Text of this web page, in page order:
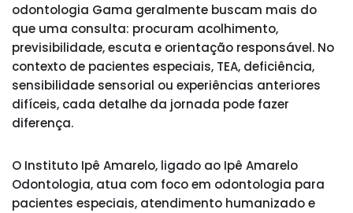
odontologia Gama geralmente buscam mais do
que uma consulta: procuram acolhimento,
previsibilidade, escuta e orientação responsável. No
contexto de pacientes especiais, TEA, deficiência,
sensibilidade sensorial ou experiências anteriores
difíceis, cada detalhe da jornada pode fazer
diferença.
O Instituto Ipê Amarelo, ligado ao Ipê Amarelo
Odontologia, atua com foco em odontologia para
pacientes especiais, atendimento humanizado e